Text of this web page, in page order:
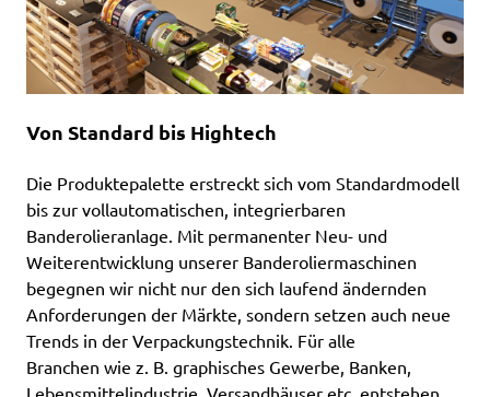
Von Standard bis Hightech
Die Produktepalette erstreckt sich vom Standardmodell
bis zur vollautomatischen, integrierbaren
Banderolieranlage. Mit permanenter Neu- und
Weiterentwicklung unserer Banderoliermaschinen
begegnen wir nicht nur den sich laufend ändernden
Anforderungen der Märkte, sondern setzen auch neue
Trends in der Verpackungstechnik. Für alle
Branchen wie z. B. graphisches Gewerbe, Banken,
Lebensmittelindustrie, Versandhäuser etc. entstehen